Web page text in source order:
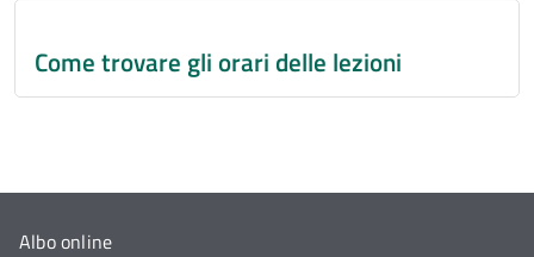
Come trovare gli orari delle lezioni
Albo online